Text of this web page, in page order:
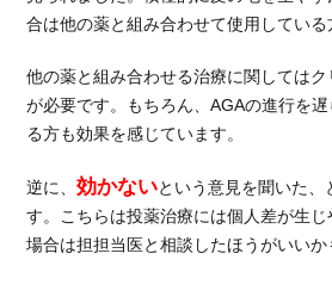
合は他の薬と組み合わせて使用している
他の薬と組み合わせる治療に関しては
が必要です。もちろん、AGAの進行を
る方も効果を感じています。
逆に、効かないという意見を聞いた
す。こちらは投薬治療には個人差が生
場合は担担当医と相談したほうがいいか